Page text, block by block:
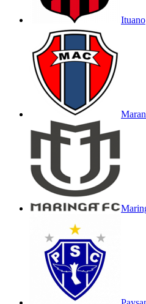
Ituano